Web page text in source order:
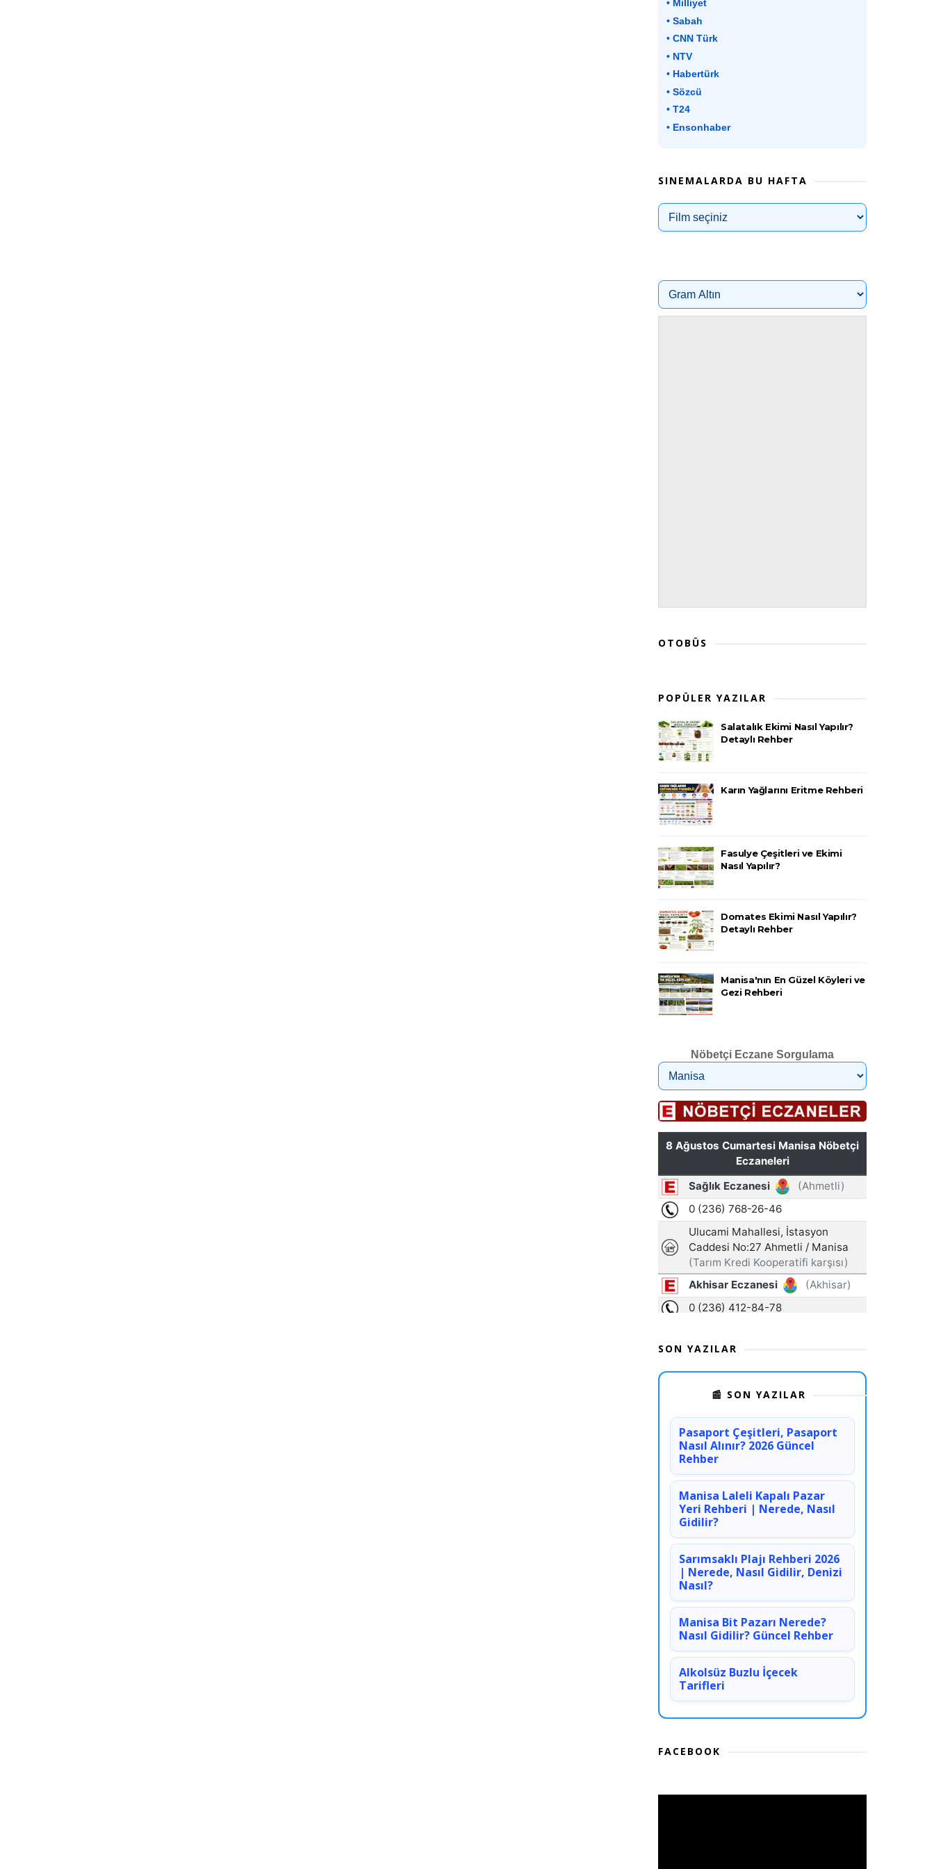
• Milliyet
SINEMALARDA BU HAFTA
OTOBÜS
POPÜLER YAZILAR
Salatalık Ekimi Nasıl Yapılır?
Detaylı Rehber
Karın Yağlarını Eritme Rehberi
Fasulye Çeşitleri ve Ekimi
Nasıl Yapılır?
Domates Ekimi Nasıl Yapılır?
Detaylı Rehber
Manisa'nın En Güzel Köyleri ve
Gezi Rehberi
Nöbetçi Eczane Sorgulama
SON YAZILAR
📰 SON YAZILAR
Pasaport Çeşitleri, Pasaport
Nasıl Alınır? 2026 Güncel
Rehber
Manisa Laleli Kapalı Pazar
Yeri Rehberi | Nerede, Nasıl
Gidilir?
Sarımsaklı Plajı Rehberi 2026
| Nerede, Nasıl Gidilir, Denizi
Nasıl?
Manisa Bit Pazarı Nerede?
Nasıl Gidilir? Güncel Rehber
Alkolsüz Buzlu İçecek
Tarifleri
FACEBOOK